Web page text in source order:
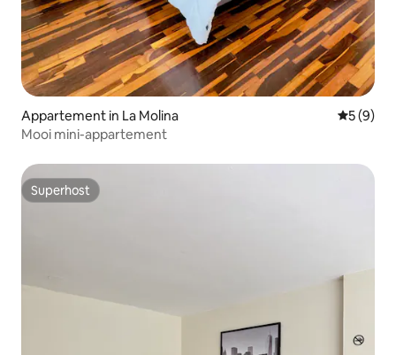
Appartement in La Molina
5 (9)
Mooi mini-appartement
Superhost
Superhost